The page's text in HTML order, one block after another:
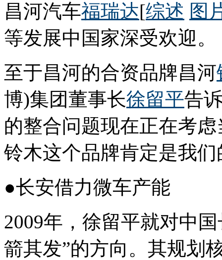
昌河汽车福瑞达[综述 图
等发展中国家深受欢迎。
至于昌河的合资品牌昌河
博)集团董事长徐留平告
的整合问题现在正在考
铃木这个品牌肯定是我
●长安借力微车产能
2009年，徐留平就对中
箭其发”的方向。其规划